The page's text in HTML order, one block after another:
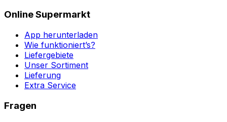
Online Supermarkt
App herunterladen
Wie funktioniert’s?
Liefergebiete
Unser Sortiment
Lieferung
Extra Service
Fragen